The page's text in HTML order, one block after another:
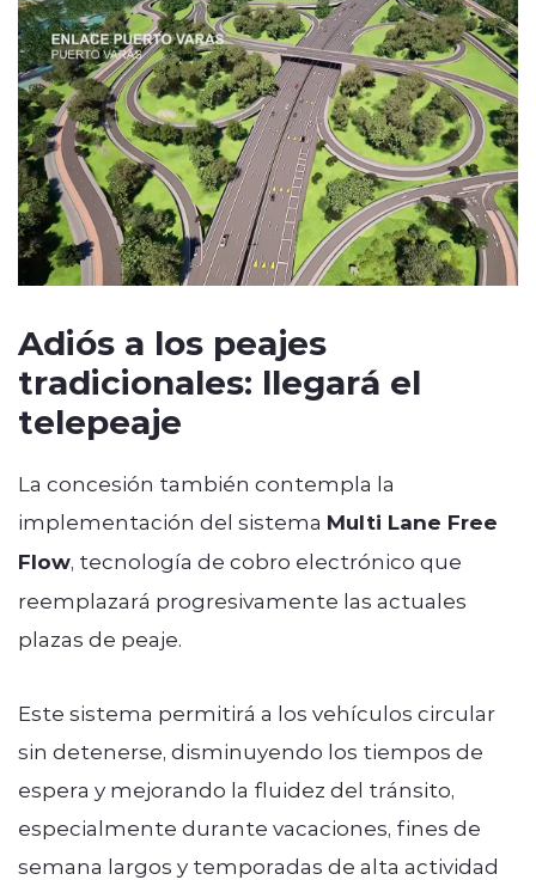
Adiós a los peajes
tradicionales: llegará el
telepeaje
La concesión también contempla la
implementación del sistema Multi Lane Free
Flow, tecnología de cobro electrónico que
reemplazará progresivamente las actuales
plazas de peaje.
Este sistema permitirá a los vehículos circular
sin detenerse, disminuyendo los tiempos de
espera y mejorando la fluidez del tránsito,
especialmente durante vacaciones, fines de
semana largos y temporadas de alta actividad